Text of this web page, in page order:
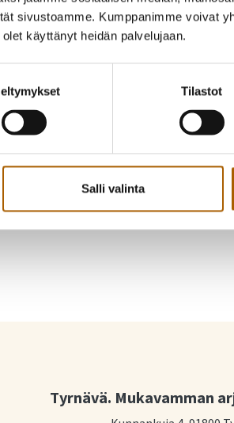
sivustoamme. Kumppanimme voivat
käyttänyt heidän palvelujaan.
Tilastot
Salli valinta
tiedonhallintavastaava
Tyrnävä. Mukavamman